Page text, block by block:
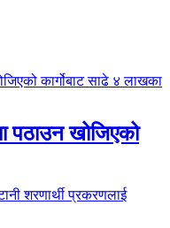
पठाउन खोजिएको